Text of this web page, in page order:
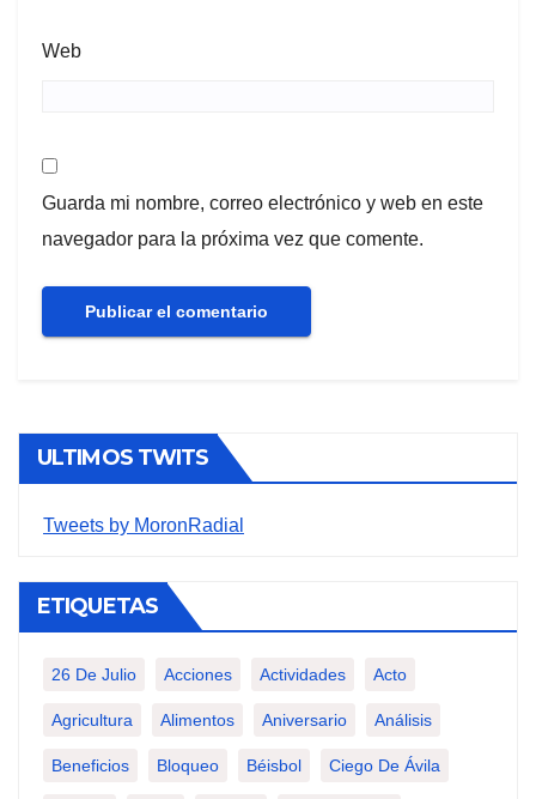
Web
Guarda mi nombre, correo electrónico y web en este
navegador para la próxima vez que comente.
ULTIMOS TWITS
Tweets by MoronRadial
ETIQUETAS
26 De Julio Acciones Actividades Acto
Agricultura Alimentos Aniversario Análisis
Beneficios Bloqueo Béisbol Ciego De Ávila